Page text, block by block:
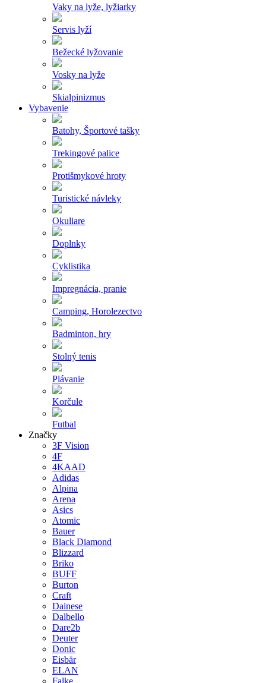
Vaky na lyže, lyžiarky
Servis lyží
Bežecké lyžovanie
Vosky na lyže
Skialpinizmus
Vybavenie
Batohy, Športové tašky
Trekingové palice
Protišmykové hroty
Turistické návleky
Okuliare
Doplnky
Cyklistika
Impregnácia, pranie
Camping, Horolezectvo
Badminton, hry
Stolný tenis
Plávanie
Korčule
Futbal
Značky
3F Vision
4F
4KAAD
Adidas
Alpina
Arena
Asics
Atomic
Bauer
Black Diamond
Blizzard
Briko
BUFF
Burton
Craft
Dainese
Dalbello
Dare2b
Deuter
Donic
Eisbär
ELAN
Falke